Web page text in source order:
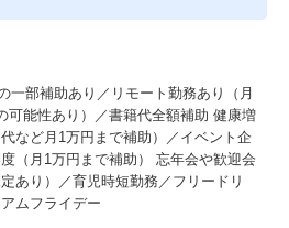
一部補助あり／リモート勤務あり（月
可能性あり）／書籍代全額補助 健康増
など月1万円まで補助）／イベント企
（月1万円まで補助） 忘年会や歓迎会
あり）／育児時短勤務／フリードリ
ムフライデー